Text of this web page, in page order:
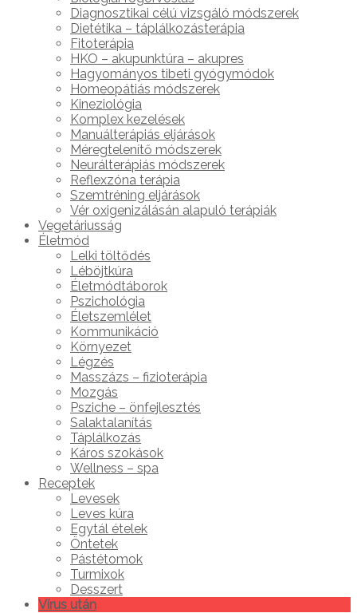
Diagnosztikai célú vizsgáló módszerek
Dietétika – táplálkozásterápia
Fitoterápia
HKO – akupunktúra – akupres
Hagyományos tibeti gyógymódok
Homeopátiás módszerek
Kineziológia
Komplex kezelések
Manuálterápiás eljárások
Méregtelenítő módszerek
Neurálterápiás módszerek
Reflexzóna terápia
Szemtréning eljárások
Vér oxigenizálásán alapuló terápiák
Vegetáriusság
Életmód
Lelki töltődés
Léböjtkúra
Életmódtáborok
Pszichológia
Életszemlélet
Kommunikáció
Környezet
Légzés
Masszázs – fizioterápia
Mozgás
Psziche – önfejlesztés
Salaktalanítás
Táplálkozás
Káros szokások
Wellness – spa
Receptek
Levesek
Leves kúra
Egytál ételek
Öntetek
Pástétomok
Turmixok
Desszert
Vírus után